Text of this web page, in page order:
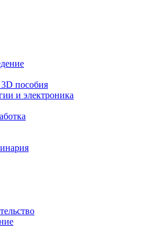
пособия
и электроника